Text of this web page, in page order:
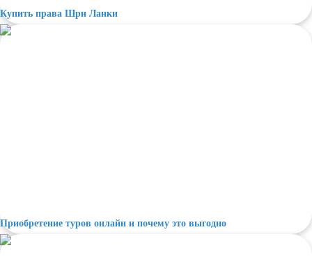
Купить права Шри Ланки
Приобретение туров онлайн и почему это выгодно